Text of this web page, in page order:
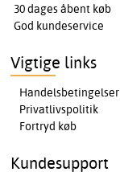
30 dages åbent køb
God kundeservice
Vigtige links
Handelsbetingelser
Privatlivspolitik
Fortryd køb
Kundesupport